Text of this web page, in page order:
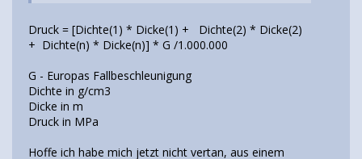
Druck = [Dichte(1) * Dicke(1) + Dichte(2) * Dicke(2)
+ Dichte(n) * Dicke(n)] * G /1.000.000
G - Europas Fallbeschleunigung
Dichte in g/cm3
Dicke in m
Druck in MPa
Hoffe ich habe mich jetzt nicht vertan, aus einem